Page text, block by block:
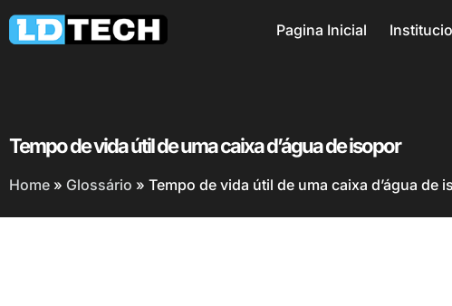
Pagina Inicial
Tempo de vida útil de uma caixa d’água de isopor
Home » Glossário » Tempo de vida útil de uma caixa d’água de